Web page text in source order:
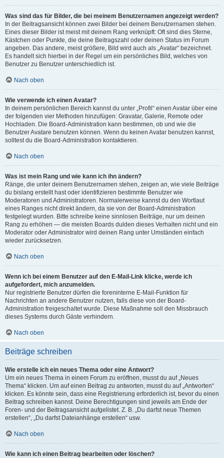
Was sind das für Bilder, die bei meinem Benutzernamen angezeigt werden?
In der Beitragsansicht können zwei Bilder bei deinem Benutzernamen stehen.
Eines dieser Bilder ist meist mit deinem Rang verknüpft: Oft sind dies Sterne,
Kästchen oder Punkte, die deine Beitragszahl oder deinen Status im Forum
angeben. Das andere, meist größere, Bild wird auch als „Avatar“ bezeichnet.
Es handelt sich hierbei in der Regel um ein persönliches Bild, welches von
Benutzer zu Benutzer unterschiedlich ist.
Nach oben
Wie verwende ich einen Avatar?
In deinem persönlichen Bereich kannst du unter „Profil“ einen Avatar über eine
der folgenden vier Methoden hinzufügen: Gravatar, Galerie, Remote oder
Hochladen. Die Board-Administration kann bestimmen, ob und wie die
Benutzer Avatare benutzen können. Wenn du keinen Avatar benutzen kannst,
solltest du die Board-Administration kontaktieren.
Nach oben
Was ist mein Rang und wie kann ich ihn ändern?
Ränge, die unter deinem Benutzernamen stehen, zeigen an, wie viele Beiträge
du bislang erstellt hast oder identifizieren bestimmte Benutzer wie
Moderatoren und Administratoren. Normalerweise kannst du den Wortlaut
eines Ranges nicht direkt ändern, da sie von der Board-Administration
festgelegt wurden. Bitte schreibe keine sinnlosen Beiträge, nur um deinen
Rang zu erhöhen — die meisten Boards dulden dieses Verhalten nicht und ein
Moderator oder Administrator wird deinen Rang unter Umständen einfach
wieder zurücksetzen.
Nach oben
Wenn ich bei einem Benutzer auf den E-Mail-Link klicke, werde ich
aufgefordert, mich anzumelden.
Nur registrierte Benutzer dürfen die foreninterne E-Mail-Funktion für
Nachrichten an andere Benutzer nutzen, falls diese von der Board-
Administration freigeschaltet wurde. Diese Maßnahme soll den Missbrauch
dieses Systems durch Gäste verhindern.
Nach oben
Beiträge schreiben
Wie erstelle ich ein neues Thema oder eine Antwort?
Um ein neues Thema in einem Forum zu eröffnen, musst du auf „Neues
Thema“ klicken. Um auf einen Beitrag zu antworten, musst du auf „Antworten“
klicken. Es könnte sein, dass eine Registrierung erforderlich ist, bevor du einen
Beitrag schreiben kannst. Deine Berechtigungen sind jeweils am Ende der
Foren- und der Beitragsansicht aufgelistet. Z. B. „Du darfst neue Themen
erstellen“, „Du darfst Dateianhänge erstellen“ usw.
Nach oben
Wie kann ich einen Beitrag bearbeiten oder löschen?